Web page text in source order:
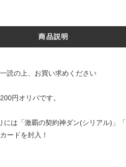
商品説明
読の上、お買い求めください
円オリパです。
には「激覇の契約神ダン(シリアル)」
ードを封入！